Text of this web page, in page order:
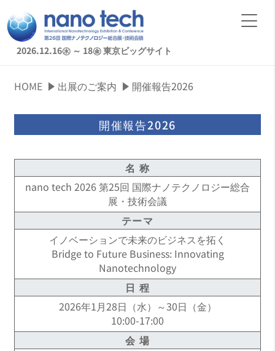
2026.12.16㊌ ～ 18㊎東京ビッグサイト
HOME 出展のご案内 開催報告2026
開催報告2026
名 称
nano tech 2026 第25回 国際ナノテクノロジー総合
展・技術会議
テーマ
イノベーションで未来のビジネスを拓く
Bridge to Future Business: Innovating
Nanotechnology
日 程
2026年1月28日（水）～30日（金）
10:00-17:00
会 場